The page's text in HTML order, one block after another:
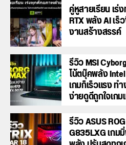
คู่หูสายเรียน เ
RTX พลัง AI เ
งานสร้างสรรค์
รีวิว MSI
โน้ตบุ๊คพลัง
เกมก็เร็วแรง ท
ง่ายดูดีถูกใจเก
รีวิว ASUS
G835LXG เกม